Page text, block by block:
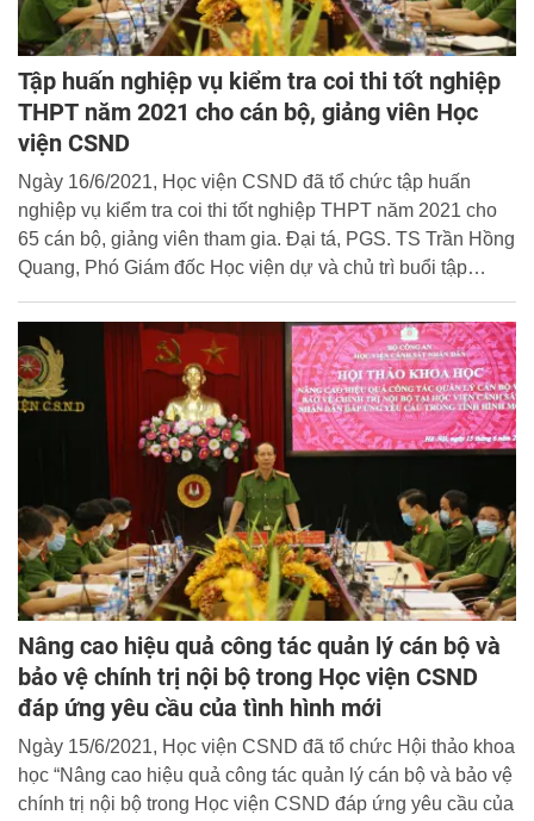
Tập huấn nghiệp vụ kiểm tra coi thi tốt nghiệp
THPT năm 2021 cho cán bộ, giảng viên Học
viện CSND
Ngày 16/6/2021, Học viện CSND đã tổ chức tập huấn
nghiệp vụ kiểm tra coi thi tốt nghiệp THPT năm 2021 cho
65 cán bộ, giảng viên tham gia. Đại tá, PGS. TS Trần Hồng
Quang, Phó Giám đốc Học viện dự và chủ trì buổi tập
Nâng cao hiệu quả công tác quản lý cán bộ và
bảo vệ chính trị nội bộ trong Học viện CSND
đáp ứng yêu cầu của tình hình mới
Ngày 15/6/2021, Học viện CSND đã tổ chức Hội thảo khoa
học “Nâng cao hiệu quả công tác quản lý cán bộ và bảo vệ
chính trị nội bộ trong Học viện CSND đáp ứng yêu cầu của